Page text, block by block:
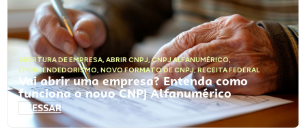
ABERTURA DE EMPRESA, ABRIR CNPJ,CNPJ ALFANUMÉRICO,
EMPREENDEDORISMO, NOVO FORMATO DE CNPJ,RECEITA FEDERAL
Vai abrir uma empresa? Entenda como
funciona o novo CNPJ Alfanumérico
ACESSAR